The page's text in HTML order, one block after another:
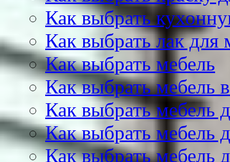
Как выбрать
Как выбрать лак для
Как выбрать мебель
Как выбрать мебель
Как выбрать мебель
Как выбрать мебель
Как выбрать мебель